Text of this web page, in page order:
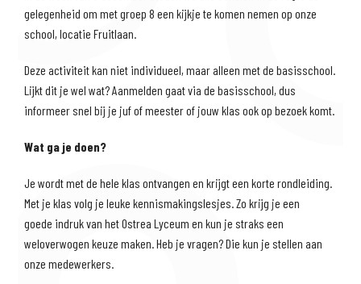
gelegenheid om met groep 8 een kijkje te komen nemen op onze
school, locatie Fruitlaan.
Deze activiteit kan niet individueel, maar alleen met de basisschool.
Lijkt dit je wel wat? Aanmeldengaat via de basisschool, dus
informeer snel bij je juf of meester of jouw klas ook op bezoek komt.
Wat ga je doen?
Je wordt met de hele klas ontvangen en krijgt een korte rondleiding.
Met je klas volg je leuke kennismakingslesjes.Zo krijg je een
goede indruk van het Ostrea Lyceum en kun je straks een
weloverwogen keuze maken. Heb je vragen? Die kun je stellen aan
onze medewerkers.